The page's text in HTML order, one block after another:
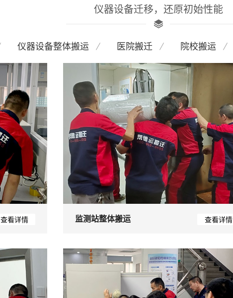
仪器设备迁移，还原初始性能
仪器设备整体搬运 医院搬迁 院校搬运
查看详情 监测站整体搬运 查看详情